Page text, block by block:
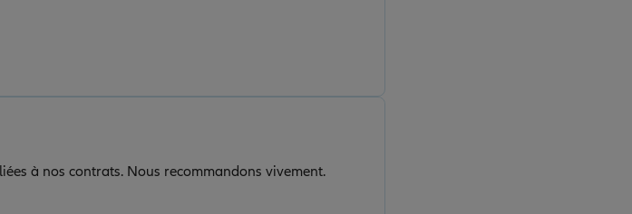
à nos contrats. Nous recommandons vivement.